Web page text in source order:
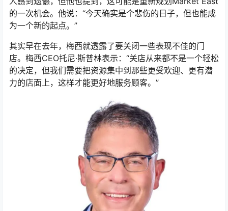
的一次机会。他说：“今天确实是个悲伤的日子，但也能成
为一个新的起点。”
其实早在去年，梅西就透露了要关闭一些表现不佳的门
店。梅西CEO托尼·斯普林表示：“关店从来都不是一个轻松
的决定，但我们需要把资源集中到那些更受欢迎、更有潜
力的店面上，这样才能更好地服务顾客。”